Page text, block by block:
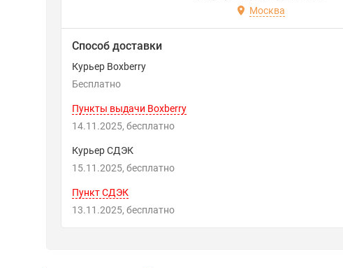
Москва
Способ доставки
Курьер Boxberry
Бесплатно
Пункты выдачи Boxberry
14.11.2025
Бесплатно
Курьер СДЭК
15.11.2025
Бесплатно
Пункт СДЭК
13.11.2025
Бесплатно